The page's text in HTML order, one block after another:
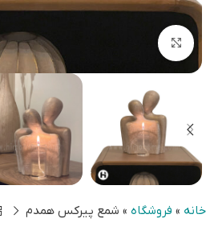
بزرگنمایی تصویر
خانه » فروشگاه » شمع پیرکس همدم